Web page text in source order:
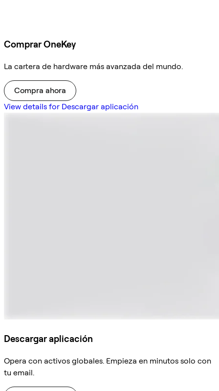
Comprar OneKey
La cartera de hardware más avanzada del mundo.
Compra ahora
View details for Descargar aplicación
Descargar aplicación
Opera con activos globales. Empieza en minutos solo con
tu email.